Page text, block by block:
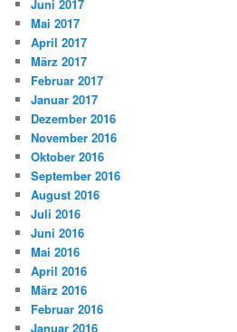
Juni 2017
Mai 2017
April 2017
März 2017
Februar 2017
Januar 2017
Dezember 2016
November 2016
Oktober 2016
September 2016
August 2016
Juli 2016
Juni 2016
Mai 2016
April 2016
März 2016
Februar 2016
Januar 2016